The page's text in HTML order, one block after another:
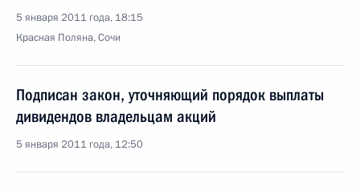
5 января 2011 года, 18:15
Красная Поляна, Сочи
Подписан закон, уточняющий порядок выплаты
дивидендов владельцам акций
5 января 2011 года, 12:50